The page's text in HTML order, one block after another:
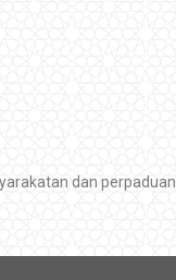
dan perpaduan